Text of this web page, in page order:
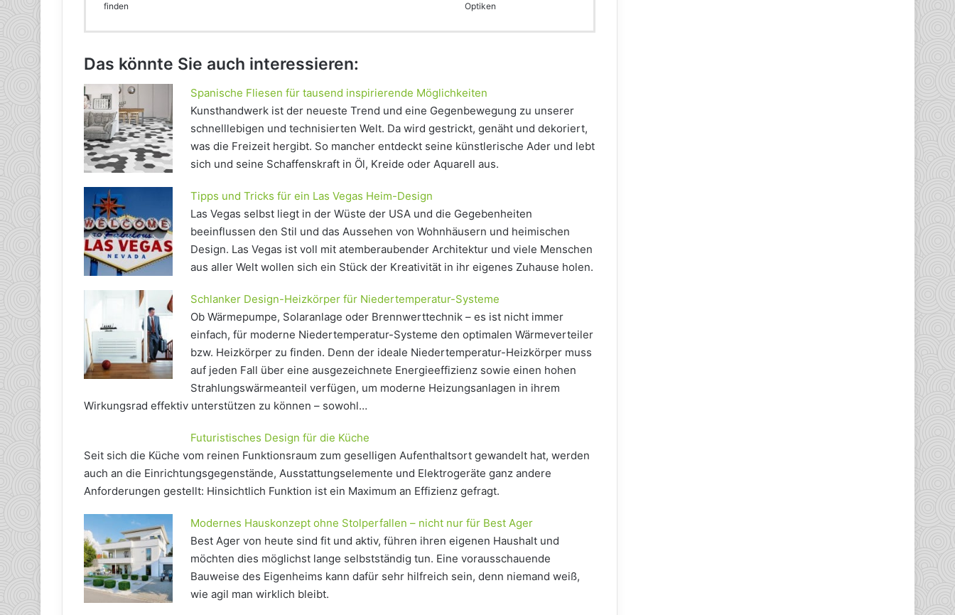
finden
Optiken
Das könnte Sie auch interessieren:
Spanische Fliesen für tausend inspirierende Möglichkeiten
Kunsthandwerk ist der neueste Trend und eine Gegenbewegung zu unserer
schnelllebigen und technisierten Welt. Da wird gestrickt, genäht und dekoriert,
was die Freizeit hergibt. So mancher entdeckt seine künstlerische Ader und lebt
sich und seine Schaffenskraft in Öl, Kreide oder Aquarell aus.
Tipps und Tricks für ein Las Vegas Heim-Design
Las Vegas selbst liegt in der Wüste der USA und die Gegebenheiten
beeinflussen den Stil und das Aussehen von Wohnhäusern und heimischen
Design. Las Vegas ist voll mit atemberaubender Architektur und viele Menschen
aus aller Welt wollen sich ein Stück der Kreativität in ihr eigenes Zuhause holen.
Schlanker Design-Heizkörper für Niedertemperatur-Systeme
Ob Wärmepumpe, Solaranlage oder Brennwerttechnik – es ist nicht immer
einfach, für moderne Niedertemperatur-Systeme den optimalen Wärmeverteiler
bzw. Heizkörper zu finden. Denn der ideale Niedertemperatur-Heizkörper muss
auf jeden Fall über eine ausgezeichnete Energieeffizienz sowie einen hohen
Strahlungswärmeanteil verfügen, um moderne Heizungsanlagen in ihrem
Wirkungsrad effektiv unterstützen zu können – sowohl…
Futuristisches Design für die Küche
Seit sich die Küche vom reinen Funktionsraum zum geselligen Aufenthaltsort gewandelt hat, werden
auch an die Einrichtungsgegenstände, Ausstattungselemente und Elektrogeräte ganz andere
Anforderungen gestellt: Hinsichtlich Funktion ist ein Maximum an Effizienz gefragt.
Modernes Hauskonzept ohne Stolperfallen – nicht nur für Best Ager
Best Ager von heute sind fit und aktiv, führen ihren eigenen Haushalt und
möchten dies möglichst lange selbstständig tun. Eine vorausschauende
Bauweise des Eigenheims kann dafür sehr hilfreich sein, denn niemand weiß,
wie agil man wirklich bleibt.